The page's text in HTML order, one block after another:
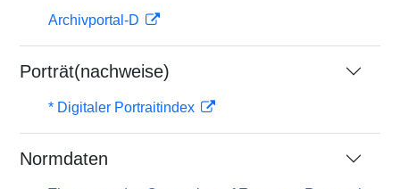
Archivportal-D
Porträt(nachweise)
* Digitaler Portraitindex
Normdaten